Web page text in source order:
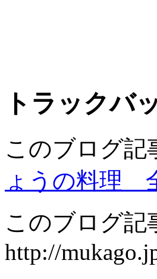
トラックバ
このブログ
ょうの料理
このブログ記
http://